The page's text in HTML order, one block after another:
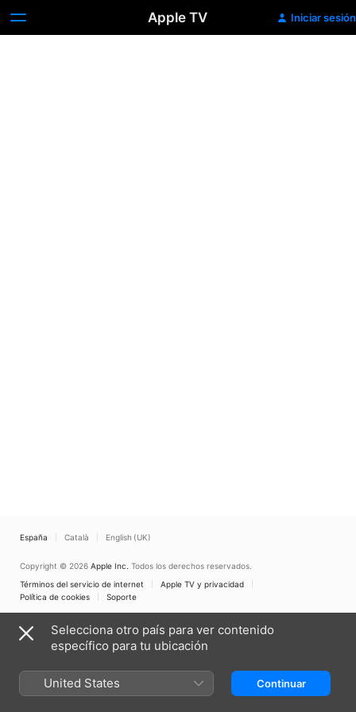
Apple TV Iniciar sesión
España Català English (UK)
Copyright © 2026 Apple Inc. Todos los derechos reservados.
Términos del servicio de internet
Apple TV y privacidad
Política de cookies
Soporte
Selecciona otro país para ver contenido
específico para tu ubicación
United States Continuar